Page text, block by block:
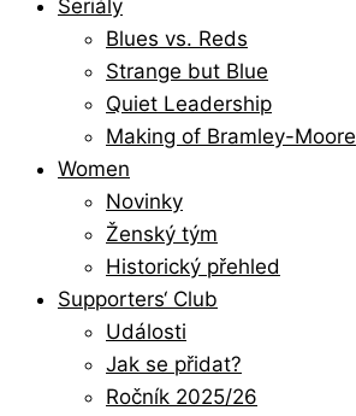
Seriály
Blues vs. Reds
Strange but Blue
Quiet Leadership
Making of Bramley-Moore
Women
Novinky
Ženský tým
Historický přehled
Supporters‘ Club
Události
Jak se přidat?
Ročník 2025/26